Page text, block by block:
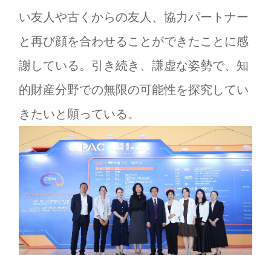
い友人や古くからの友人、協力パートナー
と再び顔を合わせることができたことに感
謝している。引き続き、謙虚な姿勢で、知
的財産分野での無限の可能性を探究してい
きたいと願っている。